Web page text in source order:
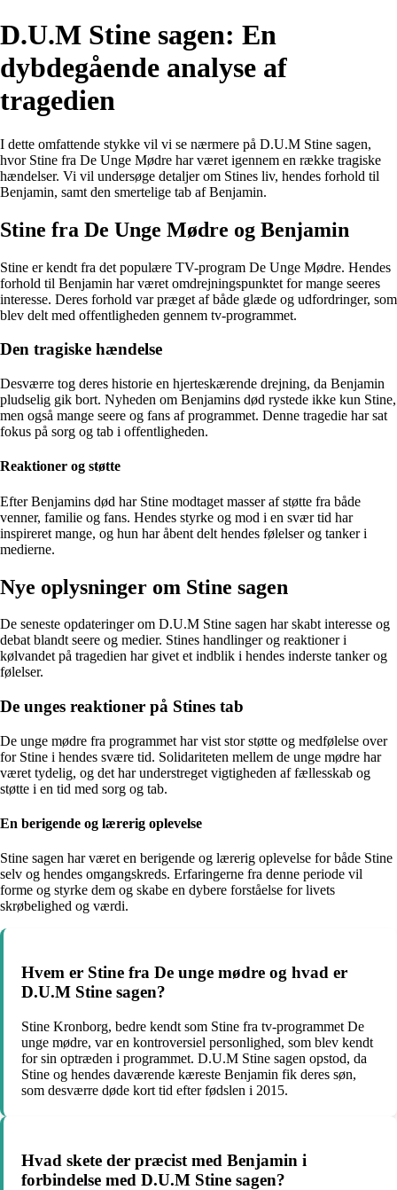
D.U.M Stine sagen: En
dybdegående analyse af
tragedien
I dette omfattende stykke vil vi se nærmere på D.U.M Stine sagen,
hvor Stine fra De Unge Mødre har været igennem en række tragiske
hændelser. Vi vil undersøge detaljer om Stines liv, hendes forhold til
Benjamin, samt den smertelige tab af Benjamin.
Stine fra De Unge Mødre og Benjamin
Stine er kendt fra det populære TV-program De Unge Mødre. Hendes
forhold til Benjamin har været omdrejningspunktet for mange seeres
interesse. Deres forhold var præget af både glæde og udfordringer, som
blev delt med offentligheden gennem tv-programmet.
Den tragiske hændelse
Desværre tog deres historie en hjerteskærende drejning, da Benjamin
pludselig gik bort. Nyheden om Benjamins død rystede ikke kun Stine,
men også mange seere og fans af programmet. Denne tragedie har sat
fokus på sorg og tab i offentligheden.
Reaktioner og støtte
Efter Benjamins død har Stine modtaget masser af støtte fra både
venner, familie og fans. Hendes styrke og mod i en svær tid har
inspireret mange, og hun har åbent delt hendes følelser og tanker i
medierne.
Nye oplysninger om Stine sagen
De seneste opdateringer om D.U.M Stine sagen har skabt interesse og
debat blandt seere og medier. Stines handlinger og reaktioner i
kølvandet på tragedien har givet et indblik i hendes inderste tanker og
følelser.
De unges reaktioner på Stines tab
De unge mødre fra programmet har vist stor støtte og medfølelse over
for Stine i hendes svære tid. Solidariteten mellem de unge mødre har
været tydelig, og det har understreget vigtigheden af fællesskab og
støtte i en tid med sorg og tab.
En berigende og lærerig oplevelse
Stine sagen har været en berigende og lærerig oplevelse for både Stine
selv og hendes omgangskreds. Erfaringerne fra denne periode vil
forme og styrke dem og skabe en dybere forståelse for livets
skrøbelighed og værdi.
Hvem er Stine fra De unge mødre og hvad er
D.U.M Stine sagen?
Stine Kronborg, bedre kendt som Stine fra tv-programmet De
unge mødre, var en kontroversiel personlighed, som blev kendt
for sin optræden i programmet. D.U.M Stine sagen opstod, da
Stine og hendes daværende kæreste Benjamin fik deres søn,
som desværre døde kort tid efter fødslen i 2015.
Hvad skete der præcist med Benjamin i
forbindelse med D.U.M Stine sagen?